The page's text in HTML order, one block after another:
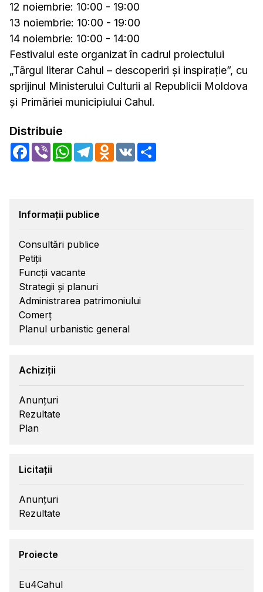
12 noiembrie: 10:00 - 19:00
13 noiembrie: 10:00 - 19:00
14 noiembrie: 10:00 - 14:00
Festivalul este organizat în cadrul proiectului
„Târgul literar Cahul – descoperiri și inspirație”, cu
sprijinul Ministerului Culturii al Republicii Moldova
și Primăriei municipiului Cahul.
Distribuie
Facebook
Viber WhatsApp
TelegramOdnoklassniki
VK
Informații publice
Consultări publice
Petiții
Funcții vacante
Strategii și planuri
Administrarea patrimoniului
Comerț
Planul urbanistic general
Achiziții
Anunțuri
Rezultate
Plan
Licitații
Anunțuri
Rezultate
Proiecte
Eu4Cahul